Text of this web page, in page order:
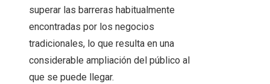
superar las barreras habitualmente
encontradas por los negocios
tradicionales, lo que resulta en una
considerable ampliación del público al
que se puede llegar.